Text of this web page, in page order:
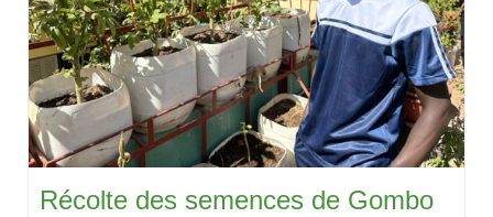
Récolte des semences de Gombo